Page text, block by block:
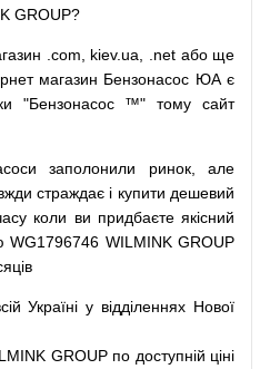
GROUP?
.com kiev.ua .net або ще
магазин Бензонасос ЮА є
"Бензонасос ™" тому
сайт
заполонили ринок,
але
страждає і купити дешевий
коли ви придбаєте якісний
WG1796746 WILMINK GROUP
Україні у відділеннях Нової
GROUP по доступній ціні